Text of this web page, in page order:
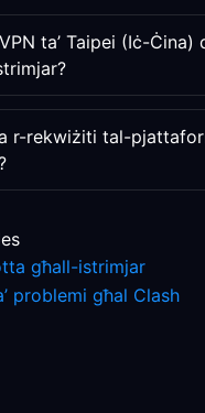
ta’ Taipei (Iċ-Ċina)
r-rekwiżiti tal-
għall-istrimjar
problemi għal Clash